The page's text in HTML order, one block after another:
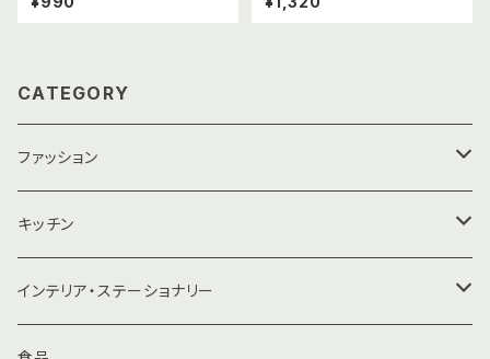
CATEGORY
ファッション
靴下・アームカバー
ハラマキ
キッチン
まな板
インテリア・ステーショナリー